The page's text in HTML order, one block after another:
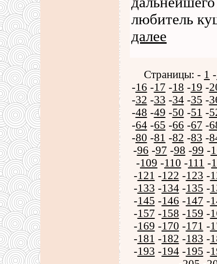
любитель
далее
Страницы: - 1 -
-16 -17 -18 -19 -
-32 -33 -34-35 -
-48 -49 -50 -51 -
-64-65 -66 -67 -
-80 -81 -82 -83 -
-96 -97 -98 -99 -
-109 -110 -111 -
-121 -122 -123 -
-133 -134-135 -
-145 -146 -147 -
-157 -158 -159 -
-169 -170 -171 -
-181 -182 -183 -
-193 -194-195 -